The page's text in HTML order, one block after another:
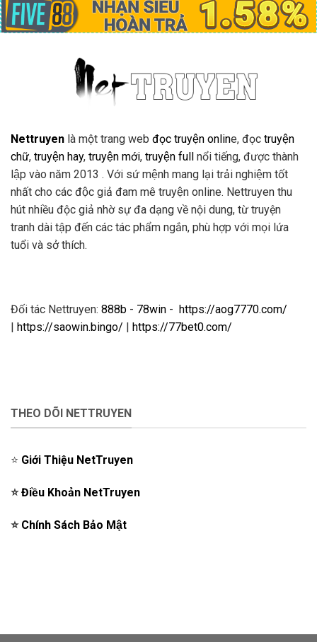
Nettruyen là một trang web đọc truyện online, đọc truyện
chữ, truyện hay, truyện mới, truyện full nổi tiếng, được thành
lập vào năm 2013 . Với sứ mệnh mang lại trải nghiệm tốt
nhất cho các độc giả đam mê truyện online. Nettruyen thu
hút nhiều độc giả nhờ sự đa dạng về nội dung, từ truyện
tranh dài tập đến các tác phẩm ngắn, phù hợp với mọi lứa
tuổi và sở thích.
Đối tác Nettruyen: 888b - 78win - https://aog7770.com/
https://saowin.bingo/ https://77bet0.com/
THEO DÕI NETTRUYEN
⭐️ Giới Thiệu NetTruyen
⭐️Điều Khoản NetTruyen
⭐️ Chính Sách Bảo Mật